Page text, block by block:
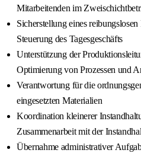
Mitarbeitenden im
Sicherstellung eines
Steuerung des Tagesgeschäfts
Unterstützung der
Optimierung von Prozessen und
Verantwortung für die
eingesetzten Materialien
Koordination kleinerer
Zusammenarbeit mit der
Übernahme administrativer